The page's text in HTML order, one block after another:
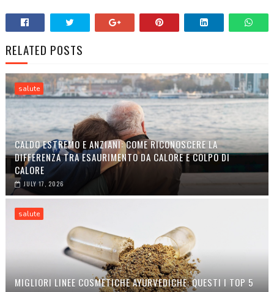
RELATED POSTS
salute
CALDO ESTREMO E ANZIANI: COME RICONOSCERE LA
DIFFERENZA TRA ESAURIMENTO DA CALORE E COLPO DI
CALORE
JULY 17, 2026
salute
MIGLIORI LINEE COSMETICHE AYURVEDICHE: QUESTI I TOP 5